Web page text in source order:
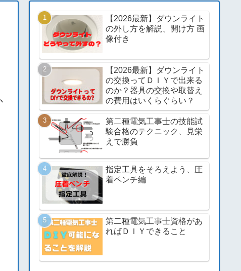
【2026最新】ダウンライト
の外し方を解説、開け方 画
像付き
【2026最新】ダウンライト
の交換ってＤＩＹで出来る
のか？器具の交換や取替え
の費用はいくらぐらい？
第二種電気工事士の技能試
験合格のテクニック、見栄
えで勝負
指定工具をそろえよう、圧
着ペンチ編
第二種電気工事士資格があ
ればＤＩＹできること